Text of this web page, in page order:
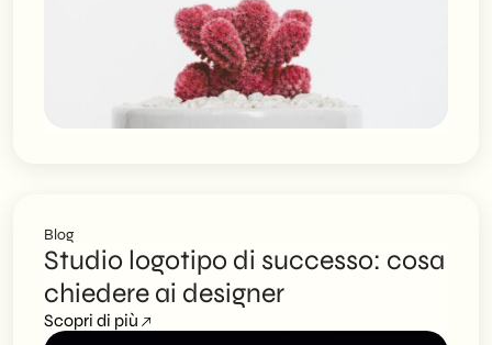
Blog
Studio logotipo di successo: cosa
chiedere ai designer
Scopri di più